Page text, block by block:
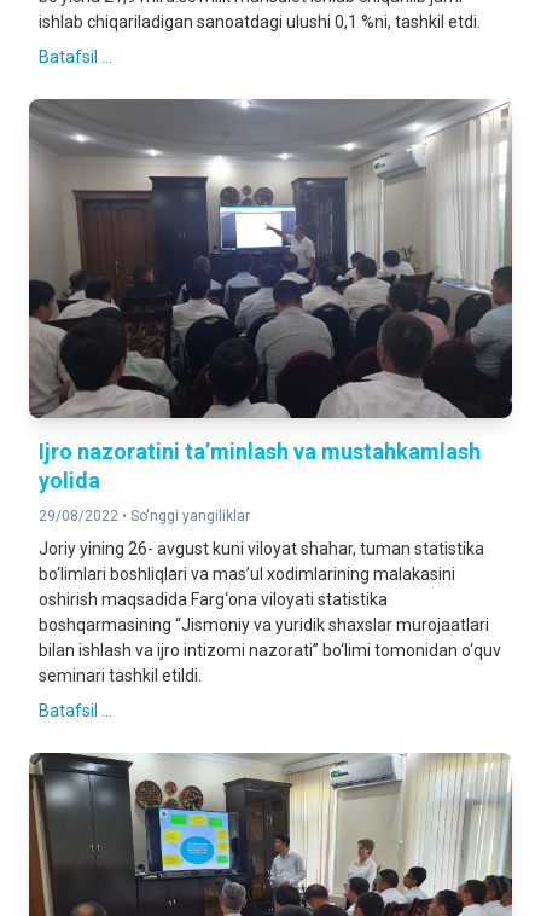
ishlab chiqariladigan sanoatdagi ulushi 0,1 %ni, tashkil etdi.
Batafsil ...
Ijro nazoratini ta’minlash va mustahkamlash
yolida
29/08/2022 • So'nggi yangiliklar
Joriy yining 26- avgust kuni viloyat shahar, tuman statistika
bo‘limlari boshliqlari va mas’ul xodimlarining malakasini
oshirish maqsadida Farg‘ona viloyati statistika
boshqarmasining “Jismoniy va yuridik shaxslar murojaatlari
bilan ishlash va ijro intizomi nazorati” bo‘limi tomonidan o‘quv
seminari tashkil etildi.
Batafsil ...